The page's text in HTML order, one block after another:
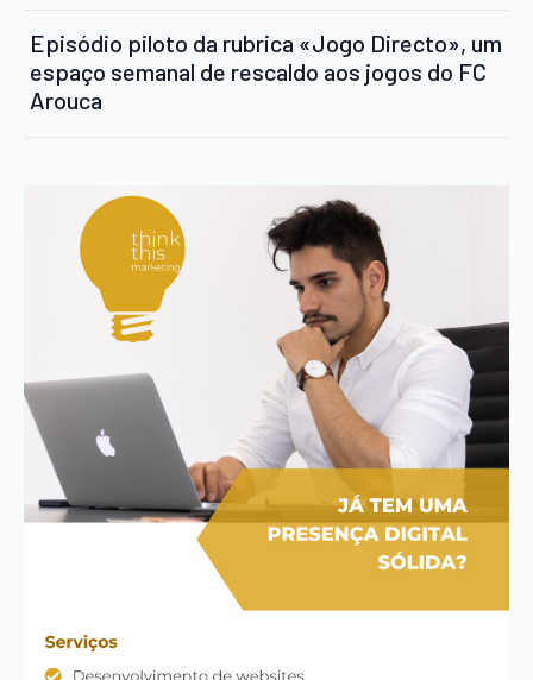
Episódio piloto da rubrica «Jogo Directo», um
espaço semanal de rescaldo aos jogos do FC
Arouca